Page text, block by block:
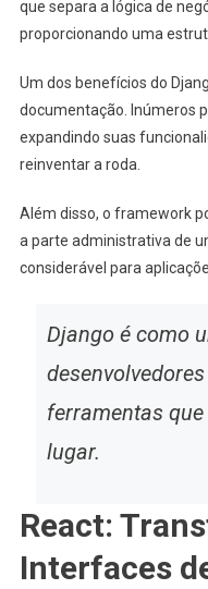
que separa a lógica de
proporcionando uma
Um dos benefícios do
documentação. Inúmeros
expandindo suas
reinventar a roda.
Além disso, o framework
a parte administrativa de
considerável para
Django é como
ferramentas
lugar.
React:
Interfaces